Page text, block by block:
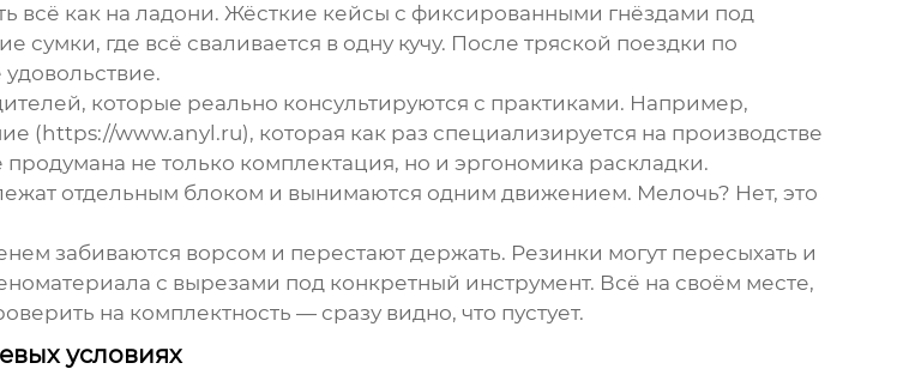
всё как на ладони. Жёсткие кейсы с фиксированными гнёздами под
где всё сваливается в одну кучу. После тряской поездки по
которые реально консультируются с практиками. Например,
( https://www.anyl.ru), которая как раз специализируется на производстве
не только комплектация, но и эргономика раскладки.
отдельным блоком и вынимаются одним движением. Мелочь? Нет, это
забиваются ворсом и перестают держать. Резинки могут пересыхать и
с вырезами под конкретный инструмент. Всё на своём месте,
на комплектность — сразу видно, что пустует.
условиях